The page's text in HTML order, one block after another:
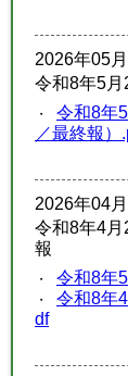
2026年05
令和8年5
令和8年
／最終報）
2026年04
令和8年4
報
令和8年
令和8年
df